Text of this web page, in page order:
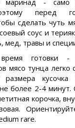
перед
сделать чуть
соус и
мед, травы и
готовки -
мясо тунца легко
размера кусочка
более 2-4 минут.
корочка,
rare.